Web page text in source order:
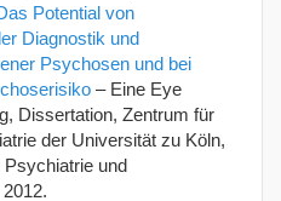
Potential von
Diagnostik und
Psychosen und bei
– Eine Eye
Dissertation, Zentrum für
der Universität zu Köln,
Psychiatrie und